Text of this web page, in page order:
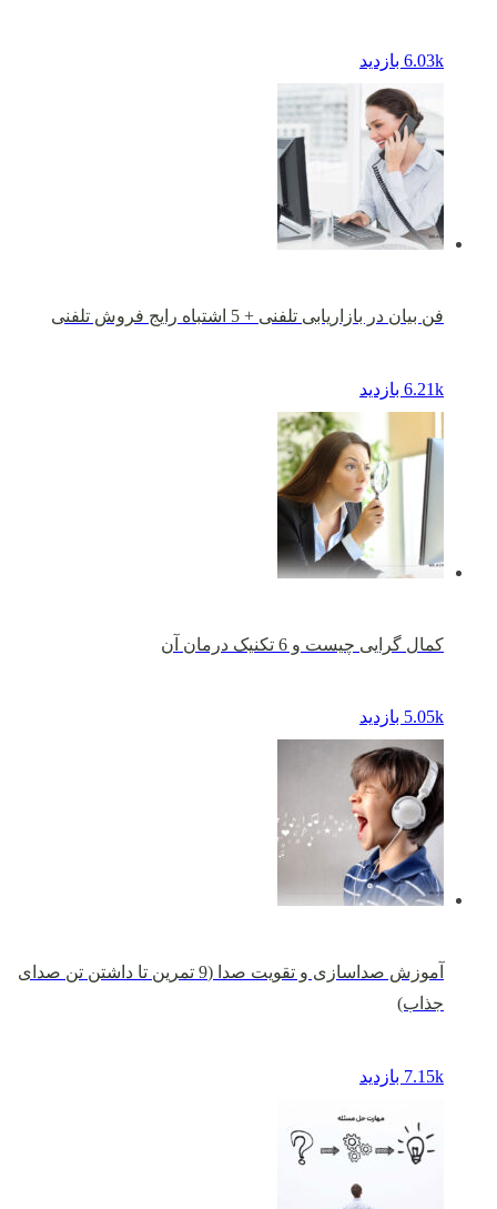
6.03k بازدید
فن بیان در بازاریابی تلفنی + 5 اشتباه رایج فروش تلفنی
6.21k بازدید
کمال گرایی چیست و 6 تکنیک درمان آن
5.05k بازدید
آموزش صداسازی و تقویت صدا (9 تمرین تا داشتن تن صدای
جذاب)
7.15k بازدید